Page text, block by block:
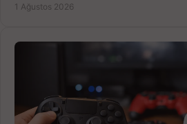
1 Ağustos 2026